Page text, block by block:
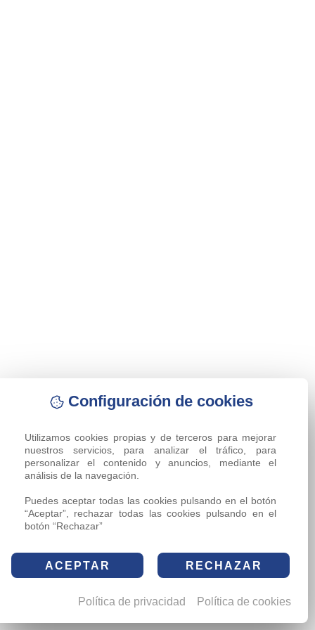
Configuración de cookies
Utilizamos cookies propias y de terceros para mejorar
nuestros servicios, para analizar el tráfico, para
personalizar el contenido y anuncios, mediante el
análisis de la navegación.
Puedes aceptar todas las cookies pulsando en el botón
“Aceptar”, rechazar todas las cookies pulsando en el
botón “Rechazar”
ACEPTAR RECHAZAR
Política de privacidad Política de cookies